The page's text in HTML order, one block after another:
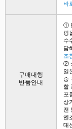
바
구매대행
반품안내
①
핑
수
담
조
②
일
중
할
포
상
전
엔
대